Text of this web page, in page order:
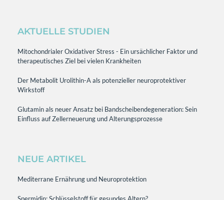
AKTUELLE STUDIEN
Mitochondrialer Oxidativer Stress - Ein ursächlicher Faktor und
therapeutisches Ziel bei vielen Krankheiten
Der Metabolit Urolithin-A als potenzieller neuroprotektiver
Wirkstoff
Glutamin als neuer Ansatz bei Bandscheibendegeneration: Sein
Einfluss auf Zellerneuerung und Alterungsprozesse
NEUE ARTIKEL
Mediterrane Ernährung und Neuroprotektion